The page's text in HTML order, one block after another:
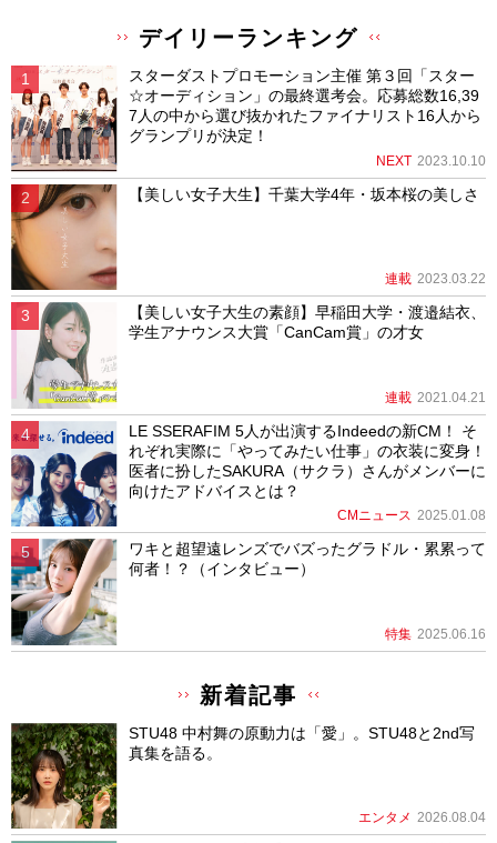
デイリーランキング
スターダストプロモーション主催 第３回「スター
☆オーディション」の最終選考会。応募総数16,39
7人の中から選び抜かれたファイナリスト16人から
グランプリが決定！
NEXT 2023.10.10
【美しい女子大生】千葉大学4年・坂本桜の美しさ
連載 2023.03.22
【美しい女子大生の素顔】早稲田大学・渡邉結衣、
学生アナウンス大賞「CanCam賞」の才女
連載 2021.04.21
LE SSERAFIM 5人が出演するIndeedの新CM！ そ
れぞれ実際に「やってみたい仕事」の衣装に変身！
医者に扮したSAKURA（サクラ）さんがメンバーに
向けたアドバイスとは？
CMニュース 2025.01.08
ワキと超望遠レンズでバズったグラドル・累累って
何者！？（インタビュー）
特集 2025.06.16
新着記事
STU48 中村舞の原動力は「愛」。STU48と2nd写
真集を語る。
エンタメ 2026.08.04